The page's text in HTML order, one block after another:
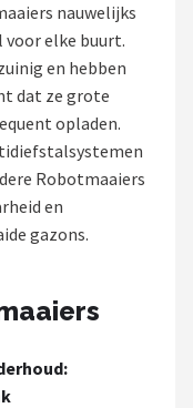
nauwelijks
voor elke buurt.
en hebben
dat ze grote
opladen.
Robotmaaiers
en
gazons.